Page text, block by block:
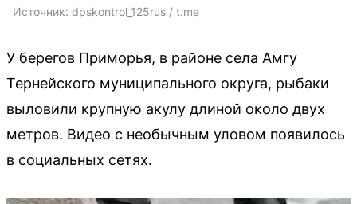
Источник: dpskontrol_125rus / t.me
У берегов Приморья, в районе села Амгу
Тернейского муниципального округа, рыбаки
выловили крупную акулу длиной около двух
метров. Видео с необычным уловом появилось
в социальных сетях.